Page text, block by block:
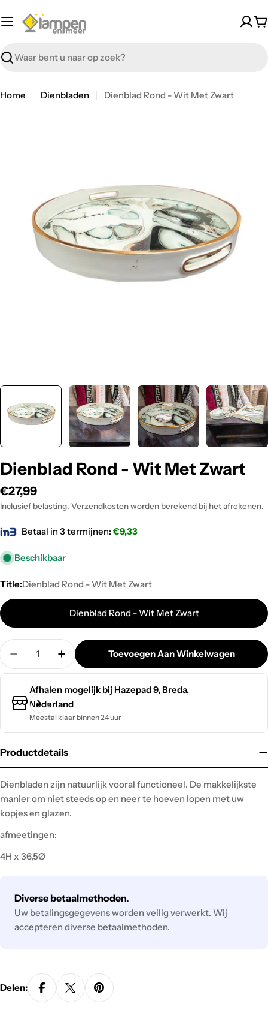
Zoeken
Home Dienbladen
Dienblad Rond - Wit Met Zwart
media 0 in modal
Dienblad Rond - Wit Met Zwart
Normale
prijs
€27,99
Inclusief belasting. Verzendkostenworden berekend bij het afrekenen.
Betaal in 3 termijnen: €9,33
Beschikbaar
Title:Dienblad Rond - Wit Met Zwart
Dienblad Rond - Wit Met Zwart
Hoeveelheid
Hoeveelheid Verminderen Voor Dienblad Rond -
Verhoog De Hoeveelheid Voor Dienblad
Toevoegen Aan Winkelwagen
Afhalen mogelijk bij Hazepad 9, Breda,
Nederland
Meestal klaar binnen 24 uur
Productdetails
Dienbladen zijn natuurlijk vooral functioneel. De makkelijkste
manier om niet steeds op en neer te hoeven lopen met uw
kopjes en glazen.
afmeetingen:
4H x 36,5Ø
Diverse betaalmethoden.
Betaalmethodes
Uw betalingsgegevens worden veilig verwerkt. Wij
accepteren diverse betaalmethoden.
Delen: